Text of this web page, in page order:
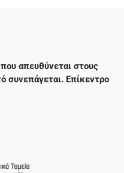
απευθύνεται στους
συνεπάγεται. Επίκεντρο